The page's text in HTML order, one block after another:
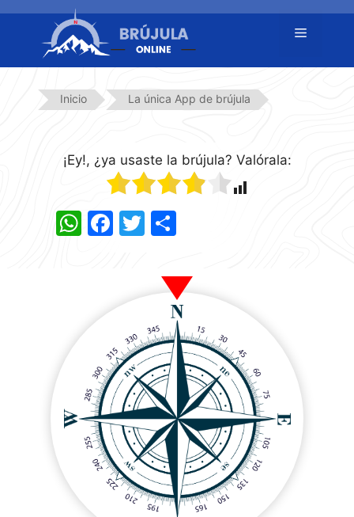
contenido
Menú
Inicio La única App de brújula
¡Ey!, ¿ya usaste la brújula? Valórala:
W
p
F
o
o
k
T
itt
er
m
p
ar
tir